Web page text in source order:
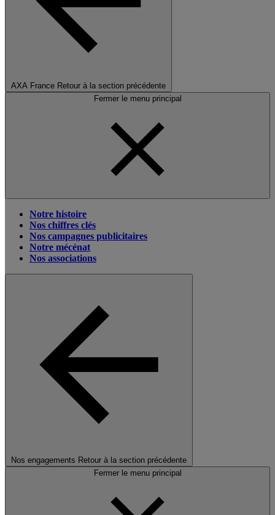
AXA France Retour à la section précédente
Fermer le menu principal
Notre histoire
Nos chiffres clés
Nos campagnes publicitaires
Notre mécénat
Nos associations
Nos engagements Retour à la section précédente
Fermer le menu principal